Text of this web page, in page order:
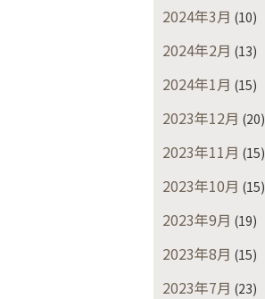
2024年3月 (10)
2024年2月 (13)
2024年1月 (15)
2023年12月 (20)
2023年11月 (15)
2023年10月 (15)
2023年9月 (19)
2023年8月 (15)
2023年7月 (23)